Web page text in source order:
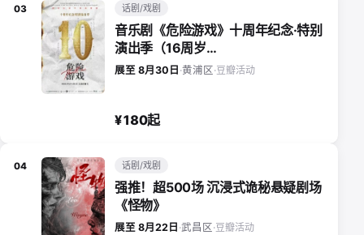
03 话剧/戏剧
音乐剧《危险游戏》十周年纪念·特别
演出季（16周岁…
展至 8月30日 ·黄浦区·豆瓣活动
¥180起
04 话剧/戏剧
强推！超500场 沉浸式诡秘悬疑剧场
《怪物》
展至 8月22日 ·武昌区·豆瓣活动